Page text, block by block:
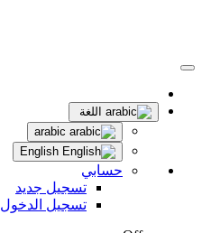
اللغة
حسابي
تسجيل جديد
تسجيل الدخول